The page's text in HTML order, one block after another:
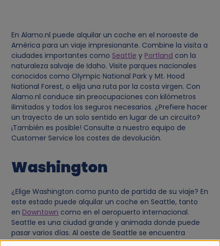
En Alamo.nl puede alquilar un coche en el noroeste de
América para un viaje impresionante. Combine la visita a
ciudades importantes como Seattle y Portland con la
naturaleza salvaje de Idaho. Visite parques nacionales
conocidos como Olympic National Park y Mt. Hood
National Forest, o elija una ruta por la costa virgen. Con
Alamo.nl conduce sin preocupaciones con kilómetros
ilimitados y todos los seguros necesarios. ¿Prefiere hacer
un trayecto de un solo sentido en lugar de un circuito?
¡También es posible! Consulte a nuestro equipo de
Customer Service los costes de devolución.
Washington
¿Elige Washington como punto de partida de su viaje? En
este estado puede alquilar un coche en Seattle, tanto
en Downtown como en el aeropuerto internacional.
Seattle es una ciudad grande y animada donde puede
pasar varios días. Al oeste de Seattle se encuentra
Olympic National Park. Merece la pena pasar al menos